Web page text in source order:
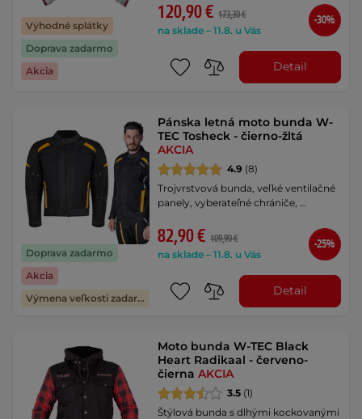
Výhodné splátky
Doprava zadarmo
Akcia
120,90 € 173,30 €
na sklade – 11.8. u Vás
-30%
Detail
Doprava zadarmo
Akcia
Výmena veľkosti zadarmo
Pánska letná moto bunda W-
TEC Tosheck - čierno-žltá
AKCIA
4.9 (8)
Trojvrstvová bunda, veľké ventilačné
panely, vyberateľné chrániče, …
82,90 € 109,90 €
na sklade – 11.8. u Vás
-25%
Detail
Moto bunda W-TEC Black
Heart Radikaal - červeno-
čiernaAKCIA
3.5 (1)
Štýlová bunda s dlhými kockovanými